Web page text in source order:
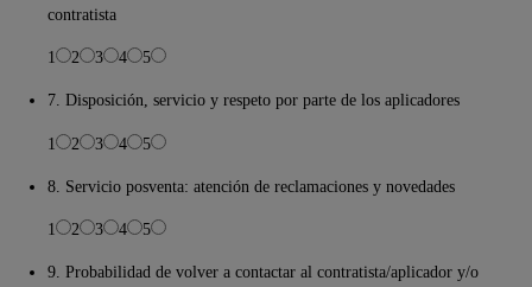
contratista
1 2 3 4 5
7. Disposición, servicio y respeto por parte de los aplicadores
1 2 3 4 5
8. Servicio posventa: atención de reclamaciones y novedades
1 2 3 4 5
9. Probabilidad de volver a contactar al contratista/aplicador y/o